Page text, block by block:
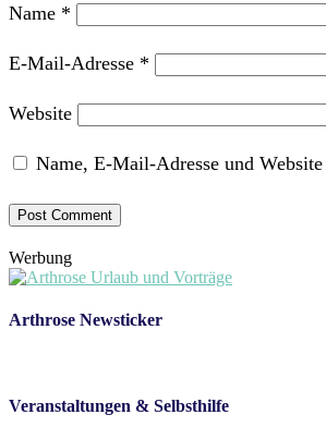
Name *
E-Mail-Adresse *
Website
Name, E-Mail-Adresse und
Werbung
Arthrose Newsticker
Veranstaltungen & Selbsthilfe